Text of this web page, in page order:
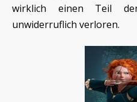
wirklich einen Teil der
unwiderruflich verloren.